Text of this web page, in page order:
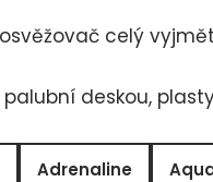
celý
deskou,
Adrenaline